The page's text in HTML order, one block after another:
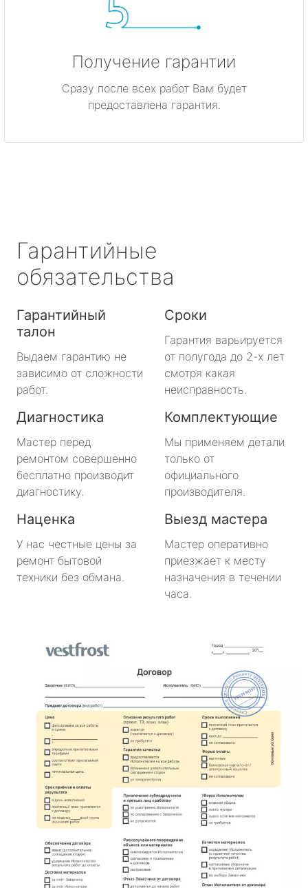
Получение гарантии
Сразу после всех работ Вам будет
предоставлена гарантия.
Гарантийные
обязательства
Гарантийный
талон
Выдаем гарантию не
зависимо от сложности
работ.
Сроки
Гарантия варьируется
от полугода до 2-х лет
смотря какая
неисправность.
Диагностика
Мастер перед
ремонтом совершенно
бесплатно производит
диагностику.
Комплектующие
Мы применяем детали
только от
официального
производителя.
Наценка
У нас честные цены за
ремонт бытовой
техники без обмана.
Выезд мастера
Мастер оперативно
приезжает к месту
назначения в течении
часа.